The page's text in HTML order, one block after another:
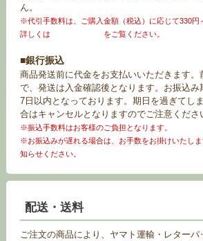
ん。
※代引手数料は、ご購入金額（税込）に応じて330円
詳しくは
をご覧ください。
■銀行振込
商品発送前に代金をお支払いいただきます。
で、発送は入金確認後となります。お振込み
7日以内となっております。期日を過ぎてし
合はキャンセルとなりますのでご注意くださ
※振込手数料はお客様のご負担となります。
※お振込みが遅れる場合は、お手数をお掛けいたし
知らせください。
配送・送料
ご注文の商品により、ヤマト運輸・レターパ